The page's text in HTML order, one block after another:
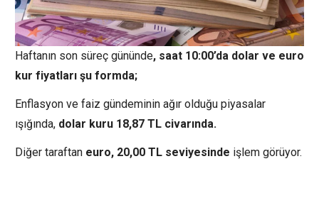
Haftanın son süreç gününde, saat 10:00’da dolar ve euro
kur fiyatları şu formda;
Enflasyon ve faiz gündeminin ağır olduğu piyasalar
ışığında, dolar kuru 18,87 TL civarında.
Diğer taraftan euro, 20,00 TL seviyesinde işlem görüyor.